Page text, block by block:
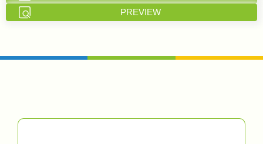
Directorios
PREVIEW